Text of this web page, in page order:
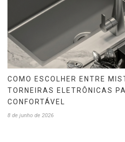
COMO ESCOLHER ENTRE
TORNEIRAS ELETRÔNICAS
CONFORTÁVEL
8 de junho de 2026